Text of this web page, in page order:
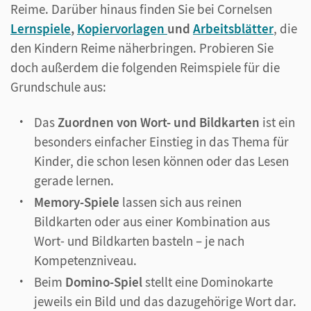
Reime. Darüber hinaus finden Sie bei Cornelsen
Lernspiele, Kopiervorlagen und Arbeitsblätter, die
den Kindern Reime näherbringen. Probieren Sie
doch außerdem die folgenden Reimspiele für die
Grundschule aus:
DasZuordnen von Wort- und Bildkarten ist ein
besonders einfacher Einstieg in das Thema für
Kinder, die schon lesen können oder das Lesen
gerade lernen.
Memory-Spiele lassen sich aus reinen
Bildkarten oder aus einer Kombination aus
Wort- und Bildkarten basteln – je nach
Kompetenzniveau.
Beim Domino-Spielstellt eine Dominokarte
jeweils ein Bild und das dazugehörige Wort dar.